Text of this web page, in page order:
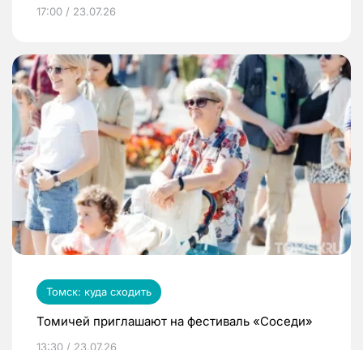
17:00 / 23.07.26
Томск: куда сходить
Томичей приглашают на фестиваль «Соседи»
13:30 / 23.07.26